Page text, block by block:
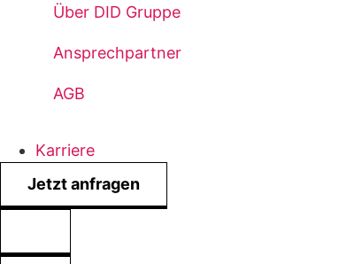
Über DID Gruppe
Ansprechpartner
AGB
Karriere
Jetzt anfragen